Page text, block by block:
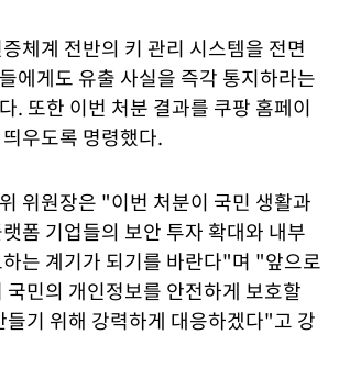
체계 전반의 키 관리 시스템을 전면
에게도 유출 사실을 즉각 통지하라는
. 또한 이번 처분 결과를 쿠팡 홈페이
우도록 명령했다.
위원장은 "이번 처분이 국민 생활과
폼 기업들의 보안 투자 확대와 내부
는 계기가 되기를 바란다"며 "앞으로
국민의 개인정보를 안전하게 보호할
들기 위해 강력하게 대응하겠다"고 강